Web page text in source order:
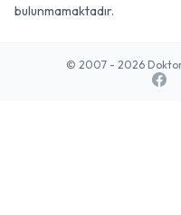
bulunmamaktadır.
© 2007 - 2026